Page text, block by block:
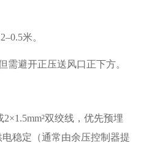
米。
需避开正压送风口正下方。
2×1.5mm²双绞线，优先预埋
电稳定（通常由余压控制器提